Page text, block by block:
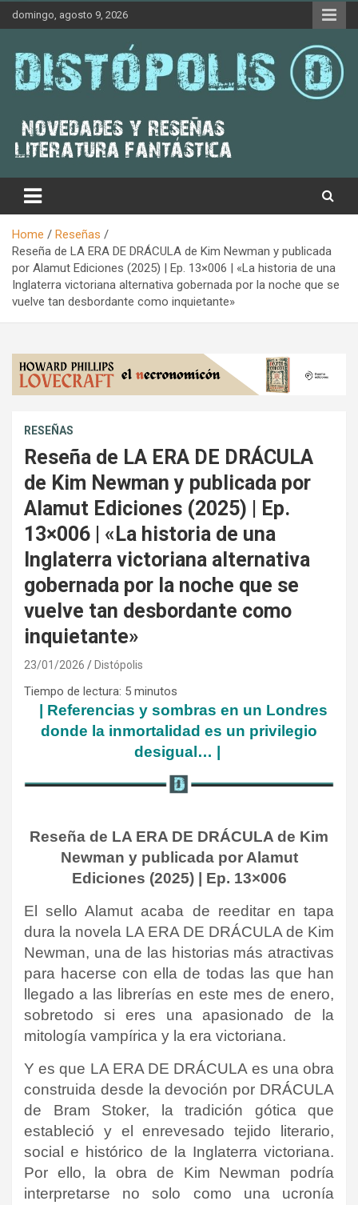
Skip
domingo, agosto 9, 2026
Distópolis
Home
Reseñas
Reseña de LA ERA DE DRÁCULA de Kim Newman y publicada
por Alamut Ediciones (2025) | Ep. 13×006 | «La historia de una
Inglaterra victoriana alternativa gobernada por la noche que se
vuelve tan desbordante como inquietante»
RESEÑAS
Reseña de LA ERA DE DRÁCULA
de Kim Newman y publicada por
Alamut Ediciones (2025) | Ep.
13×006 | «La historia de una
Inglaterra victoriana alternativa
gobernada por la noche que se
vuelve tan desbordante como
inquietante»
23/01/2026 Distópolis
Tiempo de lectura: 5 minutos
| Referencias y sombras en un Londres
donde la inmortalidad es un privilegio
desigual … |
Reseña de LA ERA DE DRÁCULA de Kim
Newman y publicada por Alamut
Ediciones (2025) | Ep. 13×006
El sello Alamut acaba de reeditar en tapa
dura la novela LA ERA DE DRÁCULA de Kim
Newman, una de las historias más atractivas
para hacerse con ella de todas las que han
llegado a las librerías en este mes de enero,
sobretodo si eres una apasionado de la
mitología vampírica y la era victoriana.
Y es que LA ERA DE DRÁCULA es una obra
construida desde la devoción por DRÁCULA
de Bram Stoker, la tradición gótica que
estableció y el enrevesado tejido literario,
social e histórico de la Inglaterra victoriana.
Por ello, la obra de Kim Newman podría
interpretarse no solo como una ucronía